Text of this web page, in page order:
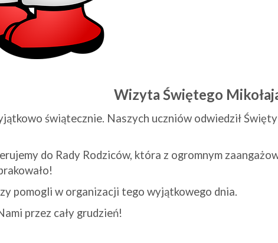
Wizyta Świętego
świątecznie. Naszych uczniów odwiedził
do Rady Rodziców, która z ogromnym
pomogli w organizacji tego wyjątkowego dnia.
przez cały grudzień!